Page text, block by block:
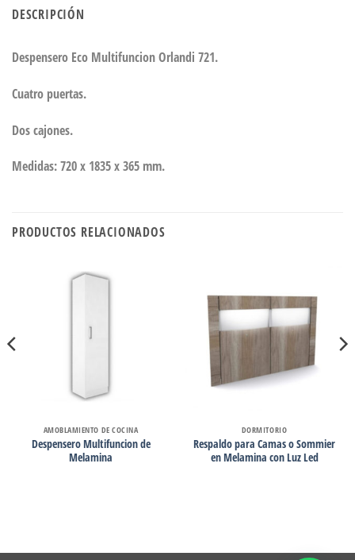
DESCRIPCIÓN
Despensero Eco Multifuncion Orlandi 721.
Cuatro puertas.
Dos cajones.
Medidas: 720 x 1835 x 365 mm.
PRODUCTOS RELACIONADOS
AMOBLAMIENTO DE COCINA
Despensero Multifuncion de
Melamina
DORMITORIO
Respaldo para Camas o Sommier
en Melamina con Luz Led